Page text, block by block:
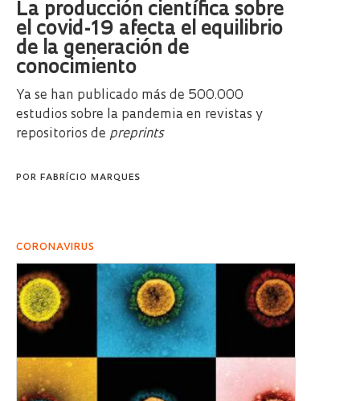
La producción científica sobre
el covid-19 afecta el equilibrio
de la generación de
conocimiento
Ya se han publicado más de 500.000
estudios sobre la pandemia en revistas y
repositorios de preprints
POR FABRÍCIO MARQUES
CORONAVIRUS